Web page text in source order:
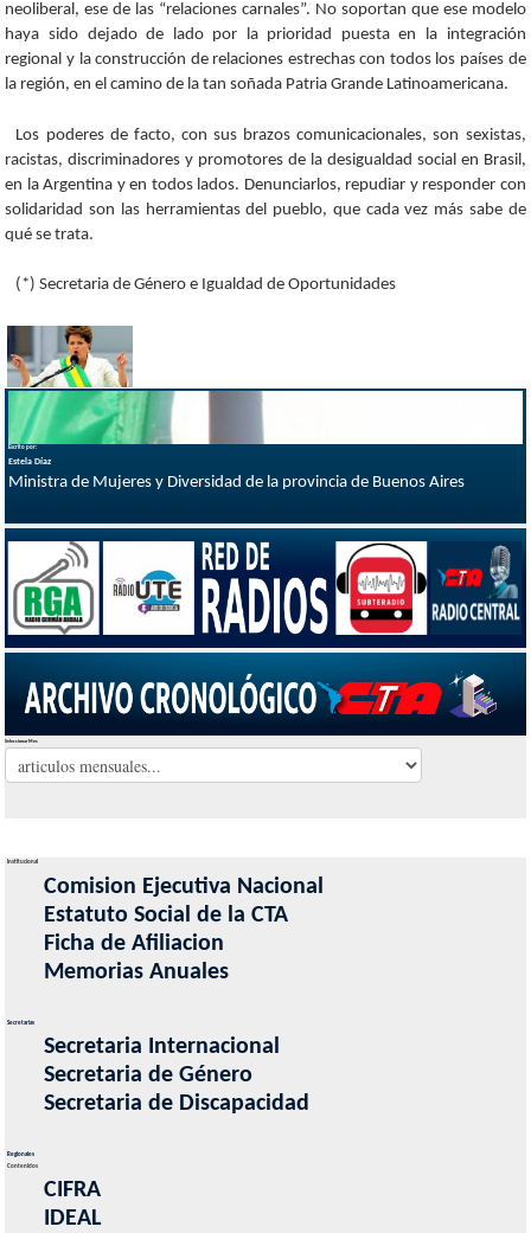
neoliberal, ese de las “relaciones carnales”. No soportan que ese modelo
haya sido dejado de lado por la prioridad puesta en la integración
regional y la construcción de relaciones estrechas con todos los países de
la región, en el camino de la tan soñada Patria Grande Latinoamericana.
Los poderes de facto, con sus brazos comunicacionales, son sexistas,
racistas, discriminadores y promotores de la desigualdad social en Brasil,
en la Argentina y en todos lados. Denunciarlos, repudiar y responder con
solidaridad son las herramientas del pueblo, que cada vez más sabe de
qué se trata.
(*) Secretaria de Género e Igualdad de Oportunidades
Escrito por:
Estela Díaz
Ministra de Mujeres y Diversidad de la provincia de Buenos Aires
Seleccionar Mes
Institucional
Comision Ejecutiva Nacional
Estatuto Social de la CTA
Ficha de Afiliacion
Memorias Anuales
Secretarias
Secretaria Internacional
Secretaria de Género
Secretaria de Discapacidad
Regionales
Contenidos
CIFRA
IDEAL